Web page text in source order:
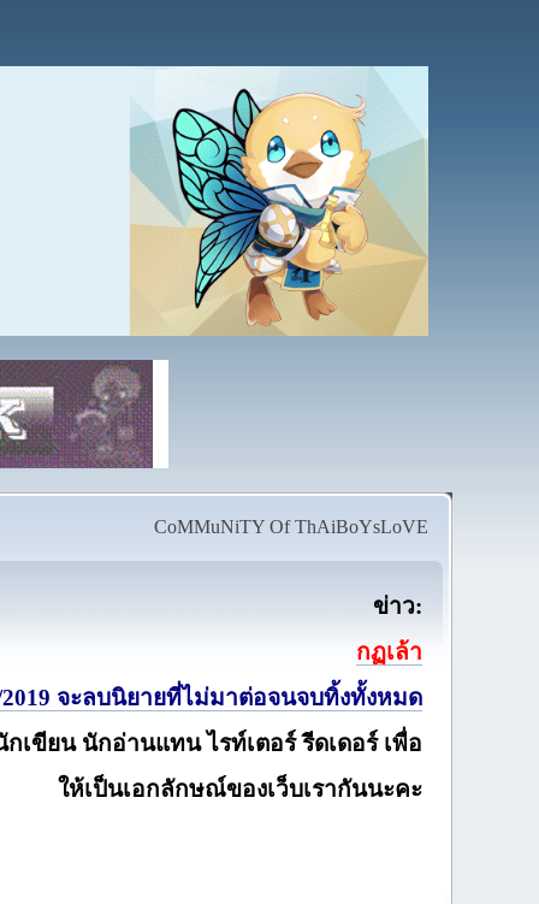
CoMMuNiTY Of ThAiBoYsLoVE
ข่าว:
กฏเล้า
2019 จะลบนิยายที่ไม่มาต่อจนจบทิ้งทั้งหมด
กเขียน นักอ่านแทน ไรท์เตอร์ รีดเดอร์ เพื่อ
ให้เป็นเอกลักษณ์ของเว็บเรากันนะคะ